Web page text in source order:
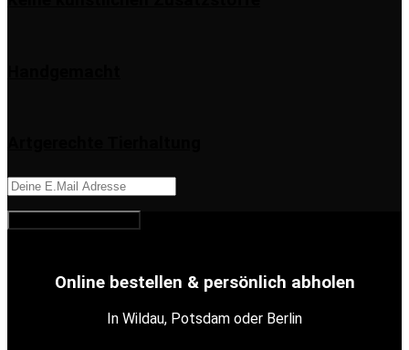
Online bestellen & persönlich abholen
In Wildau, Potsdam oder Berlin